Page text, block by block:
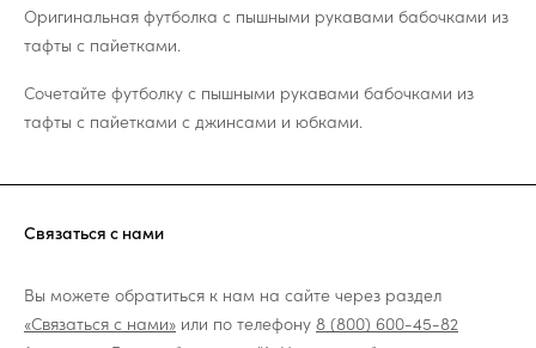
Оригинальная футболка с пышными рукавами бабочками из
тафты с пайетками.
Сочетайте футболку с пышными рукавами бабочками из
тафты с пайетками с джинсами и юбками.
Связаться с нами
Вы можете обратиться к нам на сайте через раздел
«Связаться с нами» или по телефону 8 (800) 600-45-82